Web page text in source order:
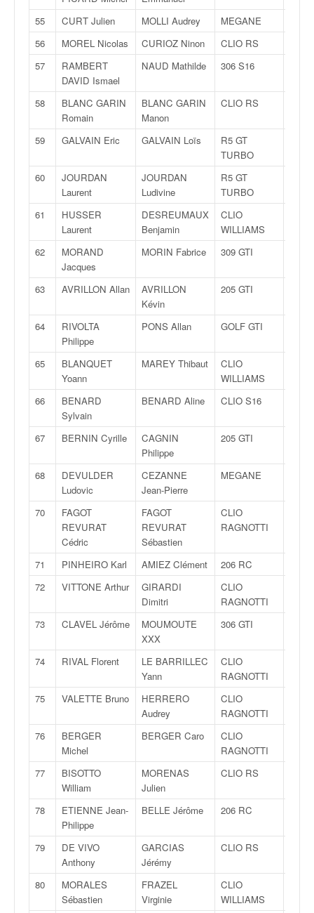
55
CURT Julien MOLLI Audrey MEGANE
56
MOREL Nicolas CURIOZ Ninon CLIO RS
57
RAMBERT
DAVID Ismael
NAUD Mathilde 306 S16
58
BLANC GARIN
Romain
BLANC GARIN
Manon
CLIO RS
59 GALVAIN Eric GALVAIN Loïs
R5 GT
TURBO
60
JOURDAN
Laurent
JOURDAN
Ludivine
R5 GT
TURBO
61
HUSSER
Laurent
DESREUMAUX
Benjamin
CLIO
WILLIAMS
62
MORAND
Jacques
MORIN Fabrice 309 GTI
63 AVRILLON Allan
AVRILLON
Kévin
205 GTI
64
RIVOLTA
Philippe
PONS Allan GOLF GTI
65
BLANQUET
Yoann
MAREY Thibaut
CLIO
WILLIAMS
66
BENARD
Sylvain
BENARD Aline CLIO S16
67 BERNIN Cyrille
CAGNIN
Philippe
205 GTI
68
DEVULDER
Ludovic
CEZANNE
Jean-Pierre
MEGANE
70
FAGOT
REVURAT
Cédric
FAGOT
REVURAT
Sébastien
CLIO
RAGNOTTI
71 PINHEIRO Karl AMIEZ Clément 206 RC
72
VITTONE Arthur
GIRARDI
Dimitri
CLIO
RAGNOTTI
73 CLAVEL Jérôme
MOUMOUTE
XXX
306 GTI
74 RIVAL Florent
LE BARRILLEC
Yann
CLIO
RAGNOTTI
75 VALETTE Bruno
HERRERO
Audrey
CLIO
RAGNOTTI
76
BERGER
Michel
BERGER Caro
CLIO
RAGNOTTI
77
BISOTTO
William
MORENAS
Julien
CLIO RS
78
ETIENNE Jean-
Philippe
BELLE Jérôme 206 RC
79
DE VIVO
Anthony
GARCIAS
Jérémy
CLIO RS
80
MORALES
Sébastien
FRAZEL
Virginie
CLIO
WILLIAMS